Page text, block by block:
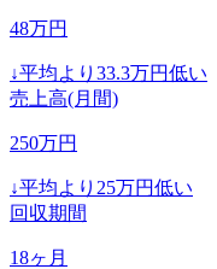
48万円
↓平均より 33.3万円低い
売上高(月間)
250万円
↓平均より 25万円低い
回収期間
18ヶ月